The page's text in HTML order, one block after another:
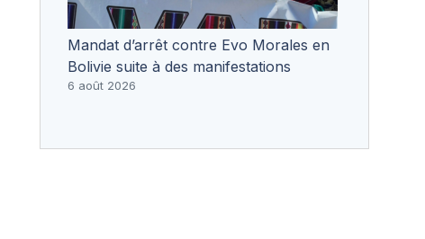
Mandat d’arrêt contre Evo Morales en
Bolivie suite à des manifestations
6 août 2026